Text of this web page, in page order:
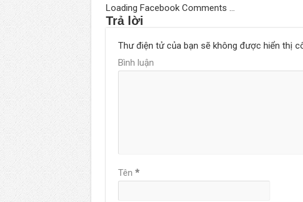
Loading Facebook Comments ...
Trả lời
Thư điện tử của bạn sẽ không được hiển thị
Bình luận
Tên *